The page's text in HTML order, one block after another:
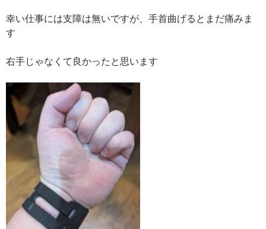
幸い仕事には支障は無いですが、手首曲げるとまだ痛みま
す
右手じゃなくて良かったと思います